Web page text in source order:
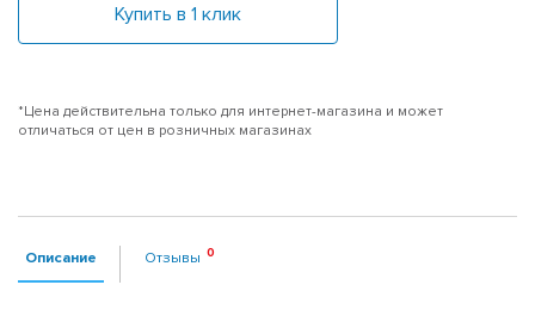
Купить в 1 клик
*Цена действительна только для интернет-магазина и может
отличаться от цен в розничных магазинах
Описание Отзывы